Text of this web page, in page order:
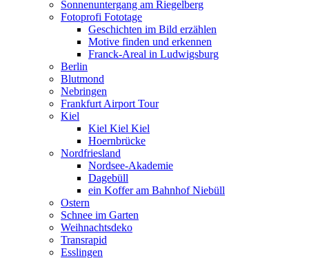
Sonnenuntergang am Riegelberg
Fotoprofi Fototage
Geschichten im Bild erzählen
Motive finden und erkennen
Franck-Areal in Ludwigsburg
Berlin
Blutmond
Nebringen
Frankfurt Airport Tour
Kiel
Kiel Kiel Kiel
Hoernbrücke
Nordfriesland
Nordsee-Akademie
Dagebüll
ein Koffer am Bahnhof Niebüll
Ostern
Schnee im Garten
Weihnachtsdeko
Transrapid
Esslingen